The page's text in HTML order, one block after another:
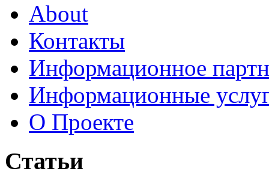
About
Контакты
Информационное
Информационные
О Проекте
Статьи